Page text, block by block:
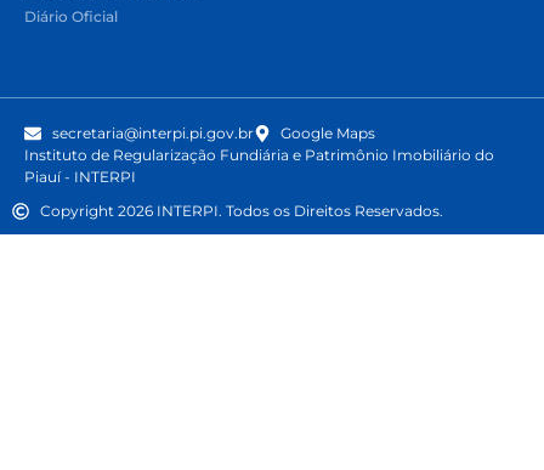
Diário Oficial
secretaria@interpi.pi.gov.br
Google Maps
Instituto de Regularização Fundiária e Patrimônio Imobiliário do
Piauí - INTERPI
Copyright 2026 INTERPI. Todos os Direitos Reservados.